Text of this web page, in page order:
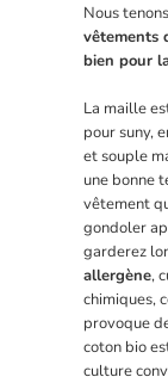
Nous
vêtements
bien pour
La maille
pour suny,
et souple
une bonne
vêtement
gondoler
garderez
allergène,
chimiques,
provoque
coton bio
culture